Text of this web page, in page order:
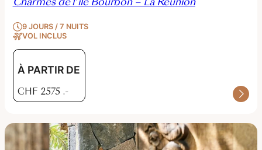
9 JOURS / 7 NUITS
VOL INCLUS
À PARTIR DE
CHF 2575 .-